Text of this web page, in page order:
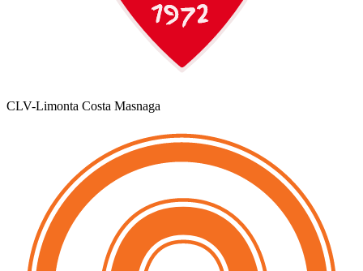
CLV-Limonta Costa Masnaga